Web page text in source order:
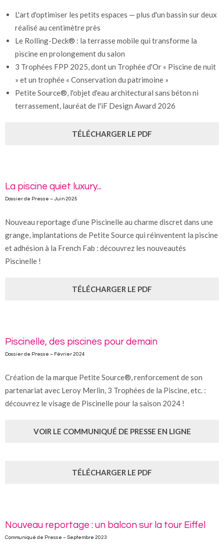
L'art d'optimiser les petits espaces — plus d'un bassin sur deux
réalisé au centimètre près
Le Rolling-Deck® : la terrasse mobile qui transforme la
piscine en prolongement du salon
3 Trophées FPP 2025, dont un Trophée d'Or « Piscine de nuit
» et un trophée « Conservation du patrimoine »
Petite Source®, l'objet d'eau architectural sans béton ni
terrassement, lauréat de l'iF Design Award 2026
TÉLÉCHARGER LE PDF
La piscine quiet luxury...
Dossier de Presse – Juin 2025
Nouveau reportage d’une Piscinelle au charme discret dans une
grange, implantations de Petite Source qui réinventent la piscine
et adhésion à la French Fab : découvrez les nouveautés
Piscinelle !
TÉLÉCHARGER LE PDF
Piscinelle, des piscines pour demain
Dossier de Presse – Février 2024
Création de la marque Petite Source®, renforcement de son
partenariat avec Leroy Merlin, 3 Trophées de la Piscine, etc. :
découvrez le visage de Piscinelle pour la saison 2024 !
VOIR LE COMMUNIQUÉ DE PRESSE EN LIGNE
TÉLÉCHARGER LE PDF
Nouveau reportage : un balcon sur la tour Eiffel
Communiqué de Presse – Septembre 2023